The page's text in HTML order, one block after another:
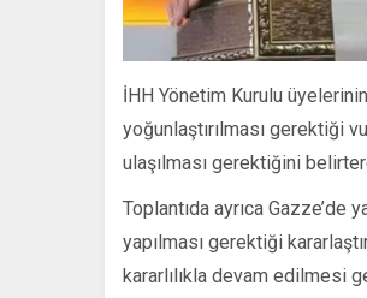
İHH Yönetim Kurulu
yoğunlaştırılması gerektiği
ulaşılması gerektiğini
Toplantıda ayrıca
yapılması gerektiği
kararlılıkla devam edilmesi